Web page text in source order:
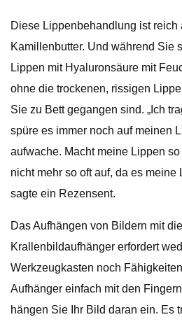
Diese Lippenbehandlung ist
Kamillenbutter. Und während Sie
Lippen mit Hyaluronsäure mit
ohne die trockenen, rissigen
Sie zu Bett gegangen sind. „Ich
spüre es immer noch auf meinen
aufwache. Macht meine Lippen
nicht mehr so ​​oft auf, da es meine
sagte ein Rezensent.
Das Aufhängen von Bildern mit
Krallenbildaufhänger erfordert
Werkzeugkasten noch
Aufhänger einfach mit den
hängen Sie Ihr Bild daran ein. Es